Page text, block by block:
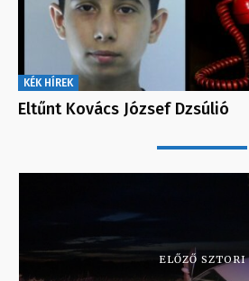
KÉK HÍREK
Eltűnt Kovács József Dzsúlió
ELŐZŐ SZTORI